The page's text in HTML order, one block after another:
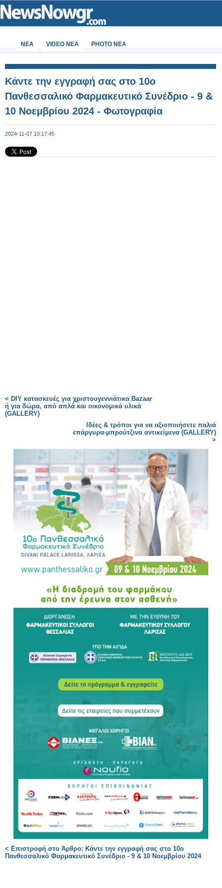
ΝΕΑ VIDEO NEA PHOTO NEA
Κάντε την εγγραφή σας στο 10ο
Πανθεσσαλικό Φαρμακευτικό Συνέδριο - 9 &
10 Νοεμβρίου 2024 - Φωτογραφία
2024-11-07 10:17:45
< DIY κατασκευές για χριστουγεννιάτικα Bazaar
ή για δώρα, από απλά και οικονομικά υλικά
(GALLERY)
Iδέες & τρόποι για να αξιοποιήσετε παλιά
επάργυρα-μπρούτζινα αντικείμενα (GALLERY)
>
< Επιστροφή στο Άρθρο: Κάντε την εγγραφή σας στο 10ο
Πανθεσσαλικό Φαρμακευτικό Συνέδριο - 9 & 10 Νοεμβρίου 2024